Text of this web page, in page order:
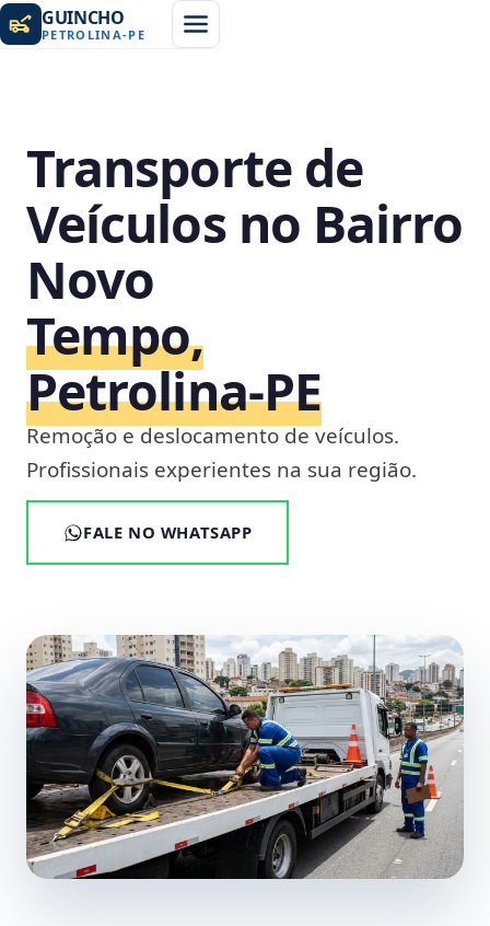
GUINCHO
PETROLINA-PE
Transporte de
Veículos no Bairro
Novo
Tempo,
Petrolina‑PE
Remoção e deslocamento de veículos.
Profissionais experientes na sua região.
FALE NO WHATSAPP